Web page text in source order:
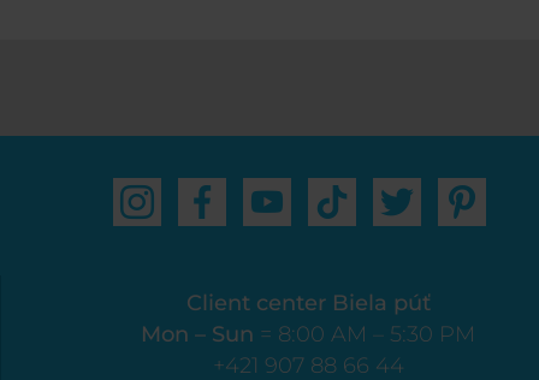
Client center Biela púť
Mon – Sun = 8:00 AM – 5:30 PM
+421 907 88 66 44